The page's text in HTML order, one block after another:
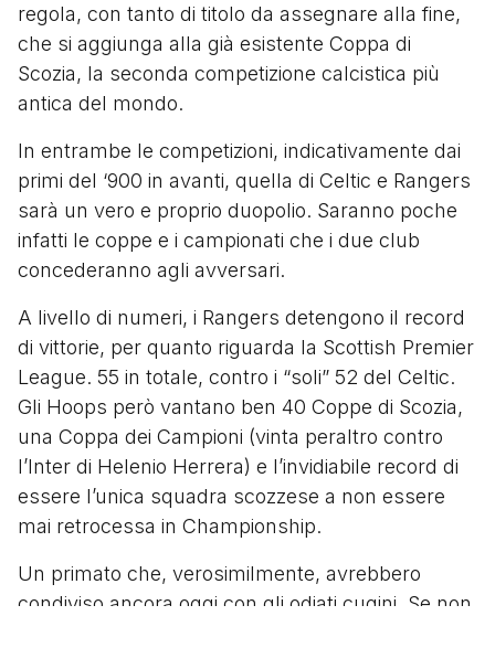
regola, con tanto di titolo da assegnare alla fine,
che si aggiunga alla già esistente Coppa di
Scozia, la seconda competizione calcistica più
antica del mondo.
In entrambe le competizioni, indicativamente dai
primi del ‘900 in avanti, quella di Celtic e Rangers
sarà un vero e proprio duopolio. Saranno poche
infatti le coppe e i campionati che i due club
concederanno agli avversari.
A livello di numeri, i Rangers detengono il record
di vittorie, per quanto riguarda la Scottish Premier
League. 55 in totale, contro i “soli” 52 del Celtic.
Gli Hoops però vantano ben 40 Coppe di Scozia,
una Coppa dei Campioni (vinta peraltro contro
l’Inter di Helenio Herrera) e l’invidiabile record di
essere l’unica squadra scozzese a non essere
mai retrocessa in Championship.
Un primato che, verosimilmente, avrebbero
condiviso ancora oggi con gli odiati cugini. Se non